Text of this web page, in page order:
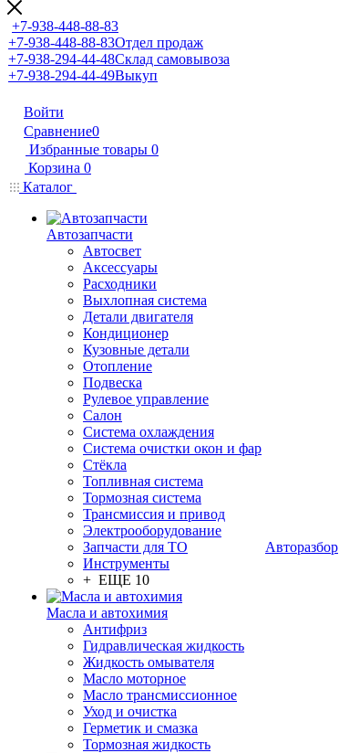
+7-938-448-88-83
+7-938-448-88-83Отдел продаж
+7-938-294-44-48Склад самовывоза
+7-938-294-44-49Выкуп
Войти
Сравнение0
Избранные товары 0
Корзина 0
Каталог
Автозапчасти
Автосвет
Аксессуары
Расходники
Выхлопная система
Детали двигателя
Кондиционер
Кузовные детали
Отопление
Подвеска
Рулевое управление
Салон
Система охлаждения
Система очистки окон и фар
Стёкла
Топливная система
Тормозная система
Трансмиссия и привод
Электрооборудование
Запчасти для ТО
Инструменты
+ ЕЩЕ 10
Масла и автохимия
Антифриз
Гидравлическая жидкость
Жидкость омывателя
Масло моторное
Масло трансмиссионное
Уход и очистка
Герметик и смазка
Тормозная жидкость
Авторазбор